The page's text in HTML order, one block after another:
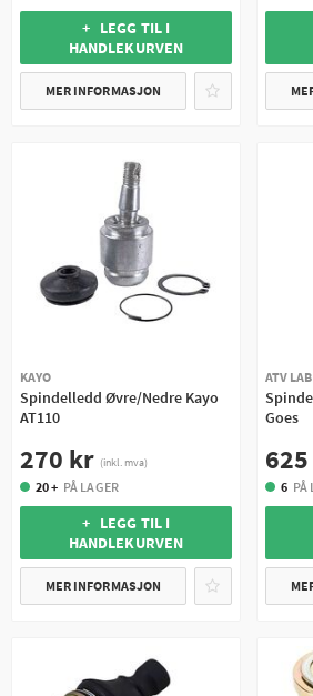
+ LEGG TIL I
HANDLEKURVEN
MER INFORMASJON
KAYO
Spindelledd Øvre/Nedre Kayo
AT110
270 kr (inkl. mva)
20 + PÅ LAGER
+ LEGG TIL I
HANDLEKURVEN
MER INFORMASJON
ATV LAB
Goes
6 PÅ